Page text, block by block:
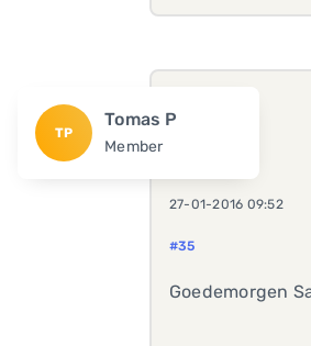
TP
Tomas P
Member
27-01-2016 09:52
#35
Goedemorgen